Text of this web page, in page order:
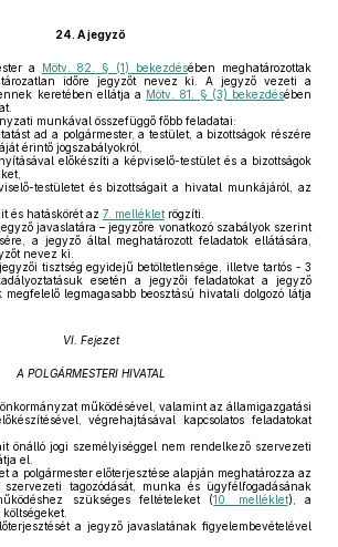
24. A jegyző
a Mötv. 82. § (1) bekezdésében meghatározottak
időre jegyzőt nevez ki. A jegyző vezeti a
keretében ellátja a Mötv. 81. § (3) bekezdésében
munkával összefüggő főbb feladatai:
ad a polgármester, a testület, a bizottságok részére
érintő jogszabályokról,
előkészíti a képviselő-testület és a bizottságok
testületet és bizottságait a hivatal munkájáról, az
és hatáskörét az 7. melléklet rögzíti.
javaslatára – jegyzőre vonatkozó szabályok szerint
a jegyző által meghatározott feladatok ellátására,
nevez ki.
tisztség egyidejű betöltetlensége, illetve tartós - 3
esetén a jegyzői feladatokat a jegyző
legmagasabb beosztású hivatali dolgozó látja
VI. Fejezet
A POLGÁRMESTERI HIVATAL
működésével, valamint az államigazgatási
végrehajtásával kapcsolatos feladatokat
önálló jogi személyiséggel nem rendelkező szervezeti
el.
a polgármester előterjesztése alapján meghatározza az
tagozódását, munka és ügyfélfogadásának
szükséges feltételeket (10. melléklet), a
a jegyző javaslatának figyelembevételével